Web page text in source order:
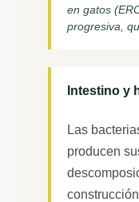
en gatos
progresiva,
Intestino y
Las
producen